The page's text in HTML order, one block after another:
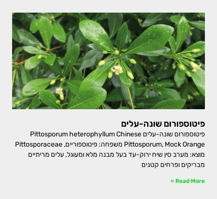
פיטוספורום שונה-עלים
פיטוספורום שונה-עלים Pittosporum heterophyllum Chinese
Pittosporum, Mock Orange משפחה: פיטוספוריים, Pittosporaceae
מוצא: מערב סין שיח ירוק-עד בעל מבנה מלא ומעוגל, עלים מריתיים
מבריקים ופרחים קטנים
Read More »